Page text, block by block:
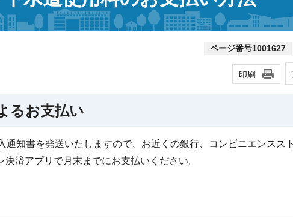
ページ番号1001627
印刷
るお支払い
通知書を発送いたしますので、お近くの銀行、コンビニエンスス
済アプリで月末までにお支払いください。